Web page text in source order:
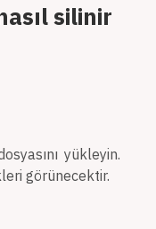
silinir
yükleyin.
görünecektir.